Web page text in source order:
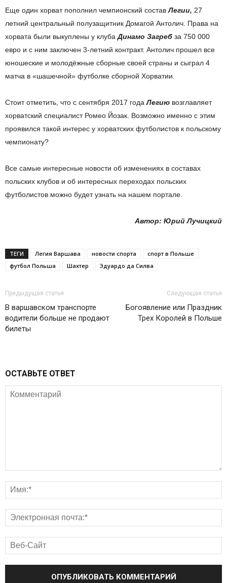
Еще один хорват пополнил чемпионский составЛегии, 27
летний центральный полузащитник Домагой Антолич. Права на
хорвата были выкуплены у клубаДинамо Загреб за 750 000
евро и с ним заключен 3-летний контракт. Антолич прошел все
юношеские и молодёжные сборные своей страны и сыграл 4
матча в «шашечной» футболке сборной Хорватии.
Стоит отметить, что с сентября 2017 годаЛегию возглавляет
хорватский специалист Ромео Йозак. Возможно именно с этим
проявился такой интерес у хорватских футболистов к польскому
чемпионату?
Все самые интересные новости об изменениях в составах
польских клубов и об интересных переходах польских
футболистов можно будет узнать на нашем портале.
Автор: Юрий Лучицкий
ТЕГИ Легия Варшава новости спорта
спорт в Польше
футбол Польша
Шахтер Эдуардо да Силва
Предыдущая статья
В варшавском транспорте
водители больше не продают
билеты
Следующая статья
Богоявление или Праздник
Трех Королей в Польше
ОСТАВЬТЕ ОТВЕТ